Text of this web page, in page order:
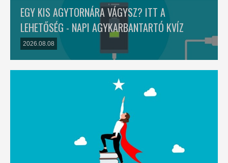
EGY KIS AGYTORNÁRA VÁGYSZ? ITT A
LEHETŐSÉG - NAPI AGYKARBANTARTÓ KVÍZ
2026.08.08